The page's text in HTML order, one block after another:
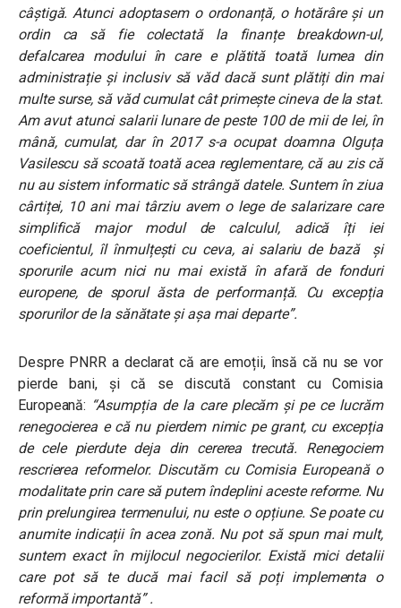
câștigă. Atunci adoptasem o ordonanță, o hotărâre și un
ordin ca să fie colectată la finanțe breakdown-ul,
defalcarea modului în care e plătită toată lumea din
administrație și inclusiv să văd dacă sunt plătiți din mai
multe surse, să văd cumulat cât primește cineva de la stat.
Am avut atunci salarii lunare de peste 100 de mii de lei, în
mână, cumulat, dar în 2017 s-a ocupat doamna Olguța
Vasilescu să scoată toată acea reglementare, că au zis că
nu au sistem informatic să strângă datele. Suntem în ziua
cârtiței, 10 ani mai târziu avem o lege de salarizare care
simplifică major modul de calculul, adică îți iei
coeficientul, îl înmulțești cu ceva, ai salariu de bază și
sporurile acum nici nu mai există în afară de fonduri
europene, de sporul ăsta de performanță. Cu excepția
sporurilor de la sănătate și așa mai departe”.
Despre PNRR a declarat că are emoții, însă că nu se vor
pierde bani, și că se discută constant cu Comisia
Europeană: “Asumpția de la care plecăm și pe ce lucrăm
renegocierea e că nu pierdem nimic pe grant, cu excepția
de cele pierdute deja din cererea trecută. Renegociem
rescrierea reformelor. Discutăm cu Comisia Europeană o
modalitate prin care să putem îndeplini aceste reforme. Nu
prin prelungirea termenului, nu este o opțiune. Se poate cu
anumite indicații în acea zonă. Nu pot să spun mai mult,
suntem exact în mijlocul negocierilor. Există mici detalii
care pot să te ducă mai facil să poți implementa o
reformă importantă” .